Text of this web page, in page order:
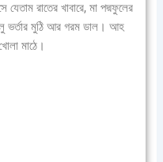
যেতাম রাতের খাবারে, মা পদ্মফুলের
ভর্তার মুঠি আর গরম ডাল। আহ
মাঠে।